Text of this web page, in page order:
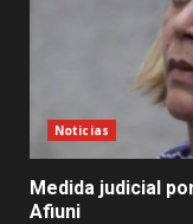
Noticias
Medida judicial
Afiuni